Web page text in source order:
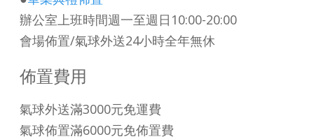
辦公室上班時間週一至週日10:00-20:00
會場佈置/氣球外送24小時全年無休
佈置費用
氣球外送滿3000元免運費
氣球佈置滿6000元免佈置費